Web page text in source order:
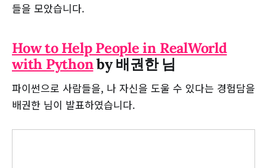
들을 모았습니다.
How to Help People in RealWorld
with Pythonby 배권한 님
파이썬으로 사람들을, 나 자신을 도울 수 있다는 경험담을
배권한 님이 발표하였습니다.